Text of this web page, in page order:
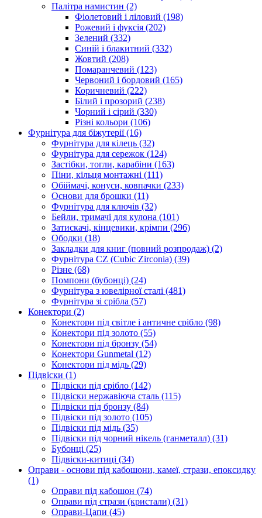
Палітра намистин (2)
Фіолетовий і ліловий (198)
Рожевий і фуксія (202)
Зелений (332)
Синій і блакитний (332)
Жовтий (208)
Помаранчевий (123)
Червоний і бордовий (165)
Коричневий (222)
Білий і прозорий (238)
Чорний і сірий (330)
Різні кольори (106)
Фурнітура для біжутерії(16)
Фурнітура для кілець (32)
Фурнітура для сережок (124)
Застібки, тогли, карабіни (163)
Піни, кільця монтажні (111)
Обіймачі, конуси, ковпачки (233)
Основи для брошки (11)
Фурнітура для ключів (32)
Бейли, тримачі для кулона (101)
Затискачі, кінцевики, крімпи (296)
Ободки (18)
Закладки для книг (повний розпродаж) (2)
Фурнітура CZ (Cubic Zirconia) (39)
Різне (68)
Помпони (бубонці) (24)
Фурнітура з ювелірної сталі (481)
Фурнітура зі срібла (57)
Конектори (2)
Конектори під світле і античне срібло (98)
Конектори під золото (55)
Конектори під бронзу (54)
Конектори Gunmetal (12)
Конектори під мідь (29)
Підвіски (1)
Підвіски під срібло (142)
Підвіски нержавіюча сталь (115)
Підвіски під бронзу (84)
Підвіски під золото (105)
Підвіски під мідь (35)
Підвіски під чорний нікель (ганметалл) (31)
Бубонці (25)
Підвіски-китиці (34)
Оправи - основи під кабошони, камеї, стрази, епоксидку
(1)
Оправи під кабошон (74)
Оправи під стрази (кристали) (31)
Оправи-Цапи (45)